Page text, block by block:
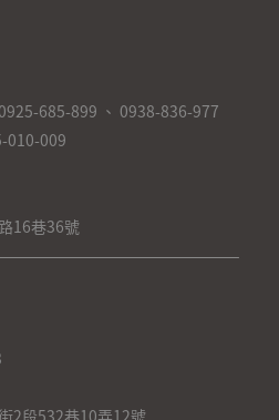
685-899 、 0938-836-977
010-009
16巷36號
2段532巷10弄12號